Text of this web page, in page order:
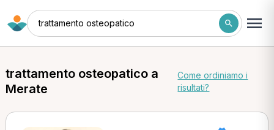
trattamento osteopatico
trattamento osteopatico a
Merate
Come ordiniamo i
risultati?